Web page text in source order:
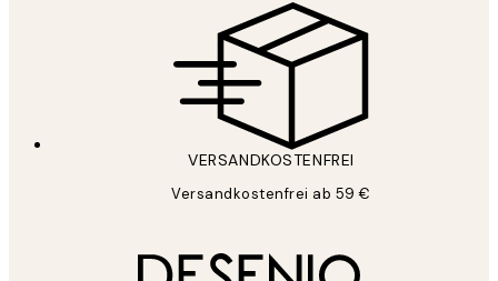
VERSANDKOSTENFREI
Versandkostenfrei ab 59 €